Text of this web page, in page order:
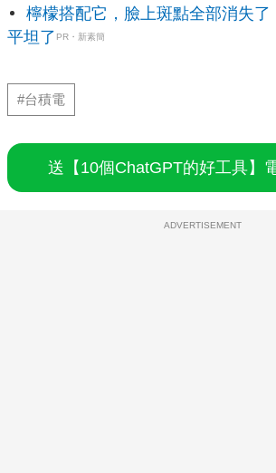
檸檬搭配它，臉上斑點全部消失了
平坦了 PR・新素簡
#台積電
送【10個ChatGPT的好工具】
ADVERTISEMENT